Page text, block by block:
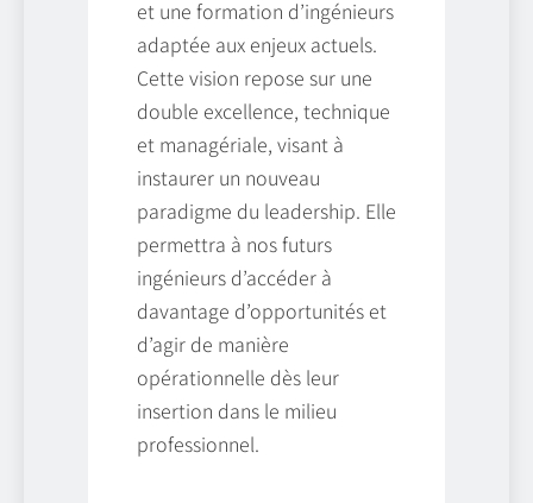
et une formation d’ingénieurs
adaptée aux enjeux actuels.
Cette vision repose sur une
double excellence, technique
et managériale, visant à
instaurer un nouveau
paradigme du leadership. Elle
permettra à nos futurs
ingénieurs d’accéder à
davantage d’opportunités et
d’agir de manière
opérationnelle dès leur
insertion dans le milieu
professionnel.